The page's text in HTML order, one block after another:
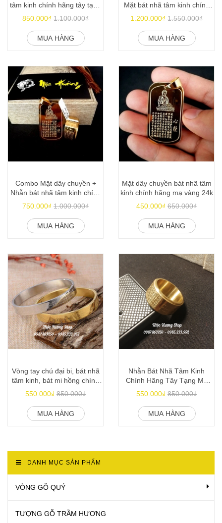
tâm kinh chính hãng tây tạng
mạ vàng 24k
850.000₫ 1.100.000₫
MUA HÀNG
Mặt bát nhã tâm kinh chính
hãng mạ vàng 24k
1.200.000₫ 1.550.000₫
MUA HÀNG
Combo Mặt dây chuyền +
Nhẫn bát nhã tâm kinh chính
hãng mạ vàng 24k
750.000₫ 1.000.000₫
MUA HÀNG
Mặt dây chuyền bát nhã tâm
kinh chính hãng mạ vàng 24k
450.000₫ 650.000₫
MUA HÀNG
Vòng tay chú đại bi, bát nhã
tâm kinh, bát mi hồng chính
hãng mạ vàng 24k
550.000₫ 850.000₫
MUA HÀNG
Nhẫn Bát Nhã Tâm Kinh
Chính Hãng Tây Tạng Mạ
Vàng 24k Siêu Bền Đẹp
550.000₫ 850.000₫
MUA HÀNG
DANH MỤC SẢN PHẨM
VÒNG GỖ QUÝ
TƯỢNG GỖ TRẦM HƯƠNG